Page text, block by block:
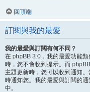
回頂端
訂閱與我的最愛
我的最愛與訂閱有何不同？
在 phpBB 3.0，我的最愛功能
時，您不會收到提示。而
主題更新時，您可以收到通知
時通知您。我的最愛與訂閱的
中。